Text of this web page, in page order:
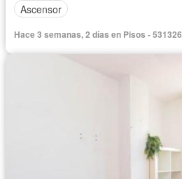
Ascensor
Hace 3 semanas, 2 días en Pisos - 531326